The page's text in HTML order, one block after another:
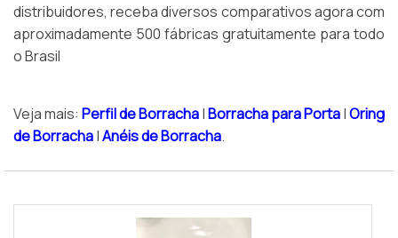
distribuidores, receba diversos comparativos agora com
aproximadamente 500 fábricas gratuitamente para todo
o Brasil
Veja mais: Perfil de Borracha|Borracha para Porta|Oring
de Borracha|Anéis de Borracha.